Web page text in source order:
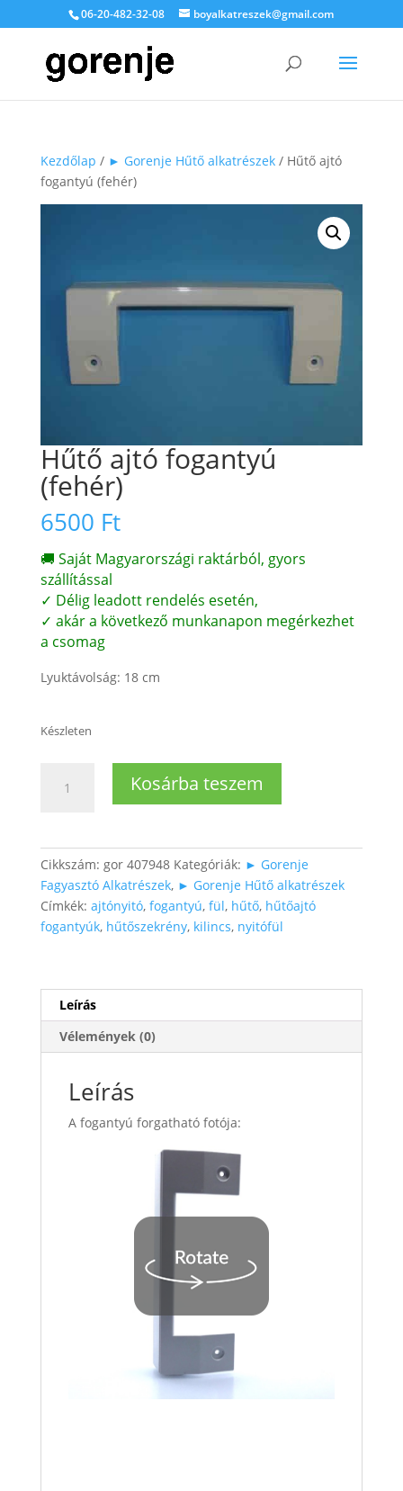
06-20-482-32-08 boyalkatreszek@gmail.com
Kezdőlap / ► Gorenje Hűtő alkatrészek/ Hűtő ajtó
fogantyú (fehér)
Hűtő ajtó fogantyú
(fehér)
6500 Ft
🚚 Saját Magyarországi raktárból, gyors
szállítással
✓ Délig leadott rendelés esetén,
✓ akár a következő munkanapon megérkezhet
a csomag
Lyuktávolság: 18 cm
Készleten
mennyiség
Kosárba teszem
Cikkszám: gor 407948 Kategóriák: ► Gorenje
Fagyasztó Alkatrészek, ► Gorenje Hűtő alkatrészek
Címkék: ajtónyitó, fogantyú, fül, hűtő, hűtőajtó
fogantyúk, hűtőszekrény, kilincs, nyitófül
Leírás
Vélemények (0)
Leírás
A fogantyú forgatható fotója: